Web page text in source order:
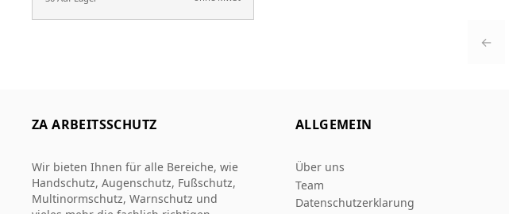
←
ZA ARBEITSSCHUTZ
Wir bieten Ihnen für alle Bereiche, wie
Handschutz, Augenschutz, Fußschutz,
Multinormschutz, Warnschutz und
ALLGEMEIN
Über uns
Team
Datenschutzerklarung